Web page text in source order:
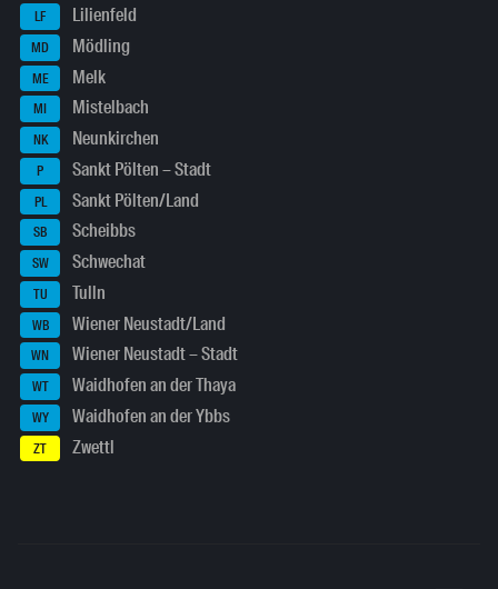
LF Lilienfeld
MD Mödling
ME Melk
MI Mistelbach
NK Neunkirchen
P Sankt Pölten – Stadt
PL Sankt Pölten/Land
SB Scheibbs
SW Schwechat
TU Tulln
WB Wiener Neustadt/Land
WN Wiener Neustadt – Stadt
WT Waidhofen an der Thaya
WY Waidhofen an der Ybbs
ZT Zwettl